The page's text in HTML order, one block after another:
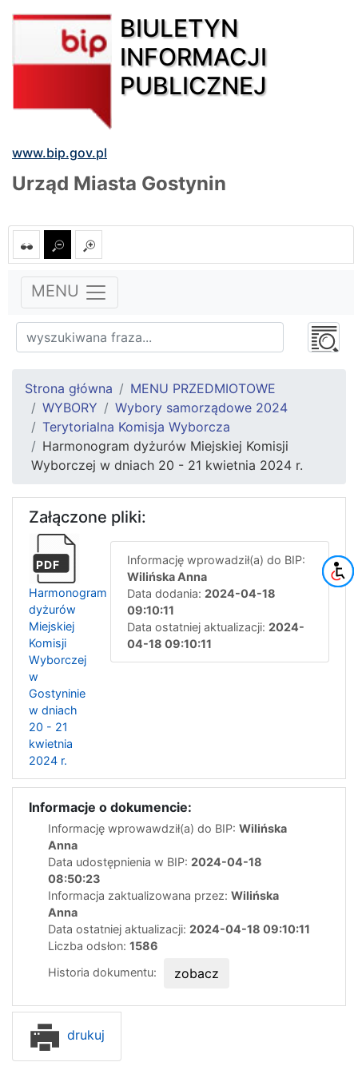
BIULETYN
INFORMACJI
PUBLICZNEJ
www.bip.gov.pl
Urząd Miasta Gostynin
MENU
Strona główna
MENU PRZEDMIOTOWE
WYBORY
Wybory samorządowe 2024
Terytorialna Komisja Wyborcza
Harmonogram dyżurów Miejskiej Komisji
Wyborczej w dniach 20 - 21 kwietnia 2024 r.
Załączone pliki:
PDF
Harmonogram
dyżurów
Miejskiej
Komisji
Wyborczej
w
Gostyninie
w dniach
20 - 21
kwietnia
2024 r.
Informację wprowadził(a) do BIP:
Wilińska Anna
Data dodania: 2024-04-18
09:10:11
Data ostatniej aktualizacji: 2024-
04-18 09:10:11
Informacje o dokumencie:
Informację wprowawdził(a) do BIP: Wilińska
Anna
Data udostępnienia w BIP: 2024-04-18
08:50:23
Informacja zaktualizowana przez: Wilińska
Anna
Data ostatniej aktualizacji: 2024-04-18 09:10:11
Liczba odsłon: 1586
Historia dokumentu:
zobacz
drukuj